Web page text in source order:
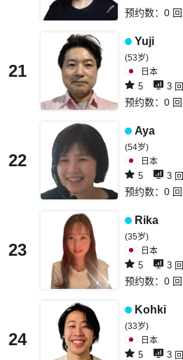
预约数：0 回
21
Yuji
(53岁)
日本
5 3 回
预约数：0 回
22
Aya
(54岁)
日本
5 3 回
预约数：0 回
23
Rika
(35岁)
日本
5 3 回
预约数：0 回
24
Kohki
(33岁)
日本
5 3 回